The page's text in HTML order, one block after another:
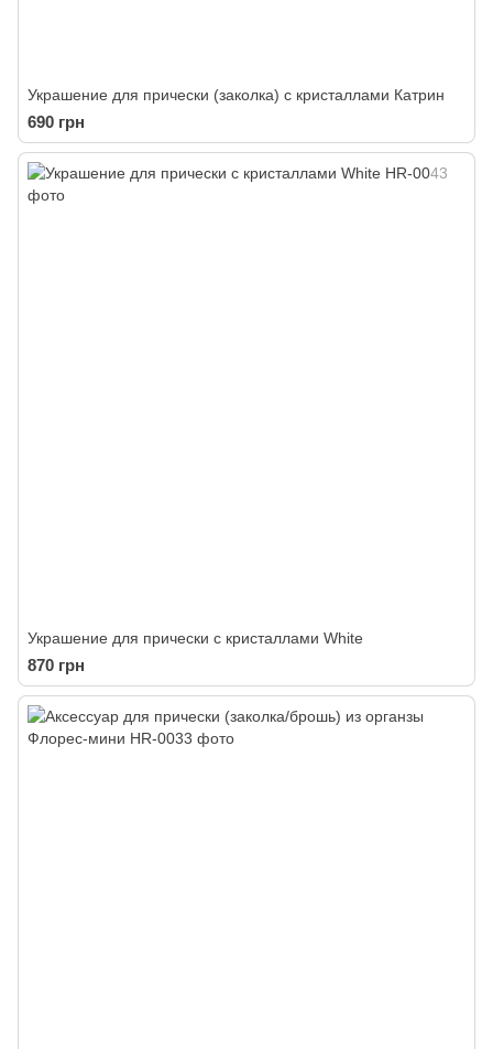
Украшение для прически (заколка) с кристаллами Катрин
690 грн
Украшение для прически с кристаллами White
870 грн